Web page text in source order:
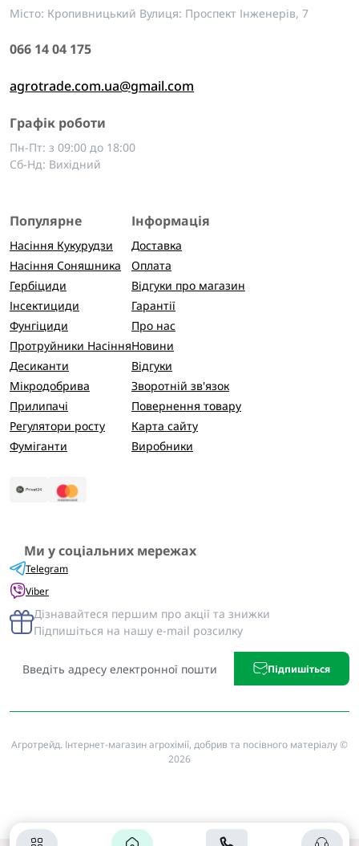
Місто: Кропивницький Вулиця: Проспект Інженерів, 7
066 14 04 175
agrotrade.com.ua@gmail.com
Графік роботи
Пн-Пт: з 09:00 до 18:00
Сб-Нд: Вихідний
Популярне
Насіння Кукурудзи
Насіння Соняшника
Гербіциди
Інсектициди
Фунгіциди
Протруйники Насіння
Десиканти
Мікродобрива
Прилипачі
Регулятори росту
Фуміганти
Інформація
Доставка
Оплата
Відгуки про магазин
Гарантії
Про нас
Новини
Відгуки
Зворотній зв'язок
Повернення товару
Карта сайту
Виробники
Ми у соціальних мережах
Telegram
Viber
Дізнавайтеся першим про акції та знижки
Підпишіться на нашу e-mail розсилку
Підпишіться
Агротрейд. Інтернет-магазин агрохімії, добрив та посівного матеріалу ©
2026